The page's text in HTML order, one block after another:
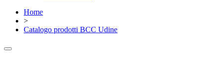
Home
>
Catalogo prodotti BCC Udine